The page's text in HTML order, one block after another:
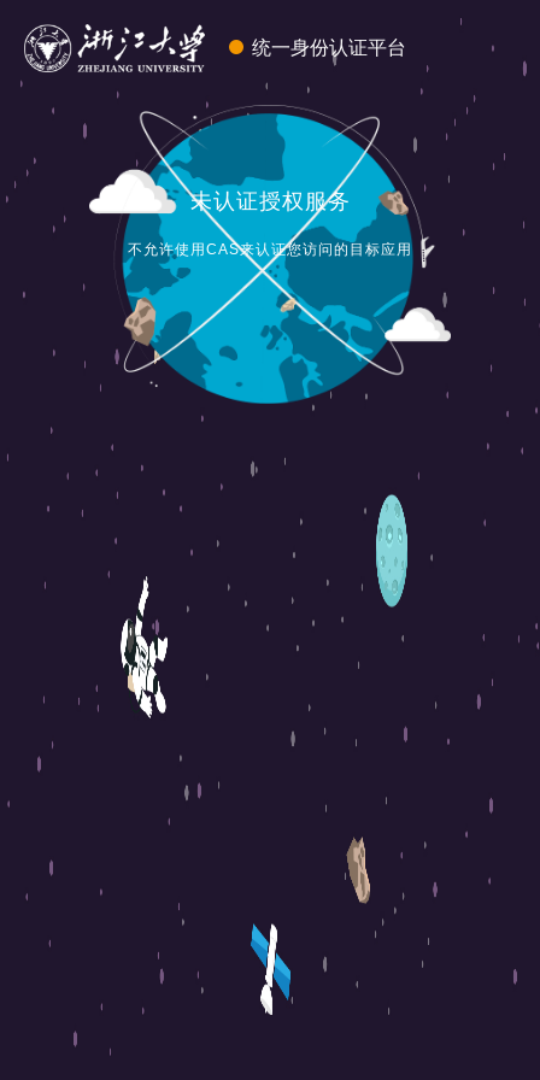
统一身份认证平台
未认证授权服务
不允许使用CAS来认证您访问的目标应用